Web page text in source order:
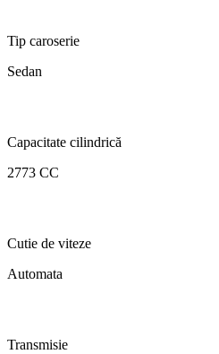
Tip caroserie
Sedan
Capacitate cilindrică
2773 CC
Cutie de viteze
Automata
Transmisie